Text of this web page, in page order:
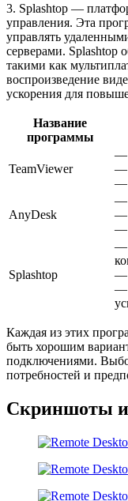
3. Splashtop —
управления. Эта
управлять
серверами. Splashtop
такими как
воспроизведение
ускорения для
Название
программы
TeamViewer
—
—
—
AnyDesk
—
—
—
Splashtop
—
—
—
Каждая из этих
быть хорошим
подключениями.
потребностей и
Скриншоты